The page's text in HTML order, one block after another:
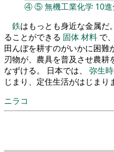
④⑤無機工業化学 10
鉄はもっとも身近な金属だ
ることができる 固体材料 で
田んぼを耕すのがいかに困
刃物が、農具を普及させ農耕
なずける。 日本では、 弥生
じまり、定住生活がはじまり
ニラコ